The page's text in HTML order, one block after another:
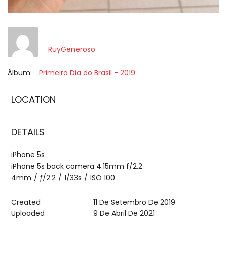
RuyGeneroso
Álbum: Primeiro Dia do Brasil - 2019
LOCATION
DETAILS
iPhone 5s
iPhone 5s back camera 4.15mm f/2.2
4mm / ƒ/2.2 / 1/33s / ISO 100
Created
11 De Setembro De 2019
Uploaded
9 De Abril De 2021